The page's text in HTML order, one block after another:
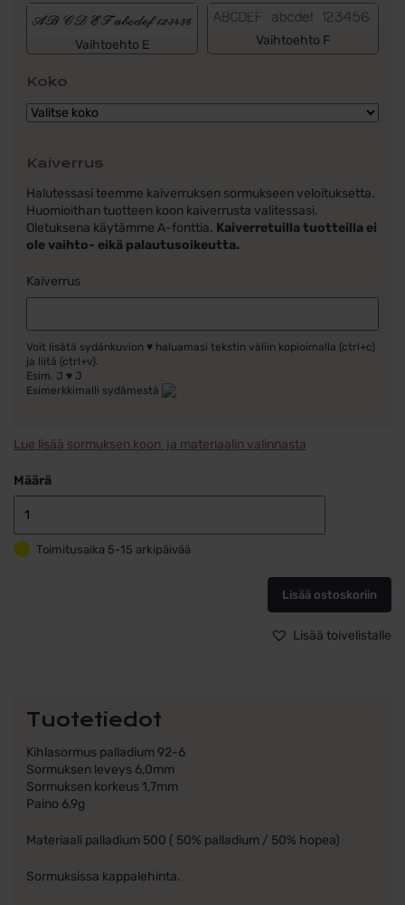
Vaihtoehto E Vaihtoehto F
Koko
Kaiverrus
Halutessasi teemme kaiverruksen sormukseen veloituksetta.
Huomioithan tuotteen koon kaiverrusta valitessasi.
Oletuksena käytämme A-fonttia. Kaiverretuilla tuotteilla ei
ole vaihto- eikä palautusoikeutta.
Kaiverrus
Voit lisätä sydänkuvion ♥ haluamasi tekstin väliin kopioimalla (ctrl+c)
ja liitä (ctrl+v).
Esim. J ♥ J
Esimerkkimalli sydämestä
Lue lisää sormuksen koon ja materiaalin valinnasta
Määrä
92-
6
määrä
Toimitusaika 5-15 arkipäivää
Lisää ostoskoriin
Lisää toivelistalle
Tuotetiedot
Kihlasormus palladium 92-6
Sormuksen leveys 6,0mm
Sormuksen korkeus 1,7mm
Paino 6,9g
Materiaali palladium 500 ( 50% palladium / 50% hopea)
Sormuksissa kappalehinta.